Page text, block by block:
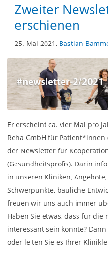
Zweiter
erschienen
25. Mai 2021, Bastian
Er erscheint ca. vier Mal pro
Reha GmbH für Patient*innen
der Newsletter für
(Gesundheitsprofis). Darin
in unseren Kliniken,
Schwerpunkte, bauliche
freuen wir uns auch immer
Haben Sie etwas, dass für
interessant sein könnte? Dann
oder leiten Sie es Ihrer